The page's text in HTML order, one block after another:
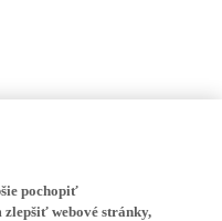
pochopiť
webové stránky,